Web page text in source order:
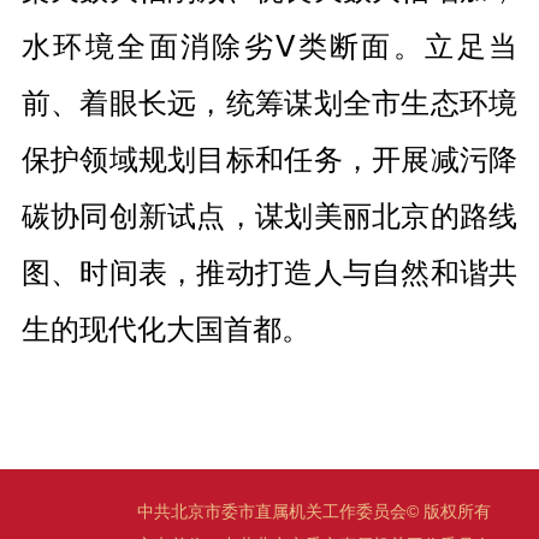
水环境全面消除劣Ⅴ类断面。立足当
前、着眼长远，统筹谋划全市生态环境
保护领域规划目标和任务，开展减污降
碳协同创新试点，谋划美丽北京的路线
图、时间表，推动打造人与自然和谐共
生的现代化大国首都。
中共北京市委市直属机关工作委员会© 版权所有